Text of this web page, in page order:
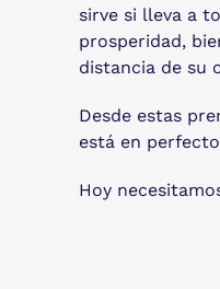
sirve si lleva a
prosperidad,
distancia de su
Desde estas
está en
Hoy